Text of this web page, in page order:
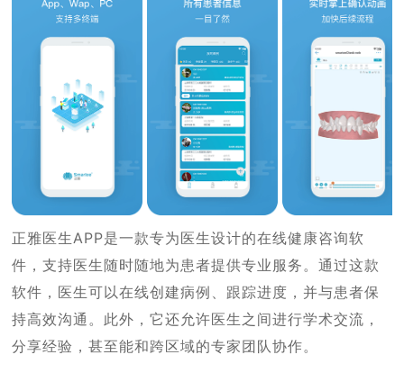
正雅医生APP是一款专为医生设计的在线健康咨询软
件，支持医生随时随地为患者提供专业服务。通过这款
软件，医生可以在线创建病例、跟踪进度，并与患者保
持高效沟通。此外，它还允许医生之间进行学术交流，
分享经验，甚至能和跨区域的专家团队协作。